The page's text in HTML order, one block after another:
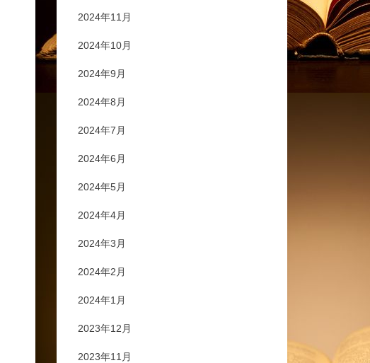
2024年11月
2024年10月
2024年9月
2024年8月
2024年7月
2024年6月
2024年5月
2024年4月
2024年3月
2024年2月
2024年1月
2023年12月
2023年11月